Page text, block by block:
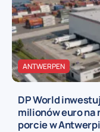
ANTWERPEN
DP World
milionów euro
porcie w